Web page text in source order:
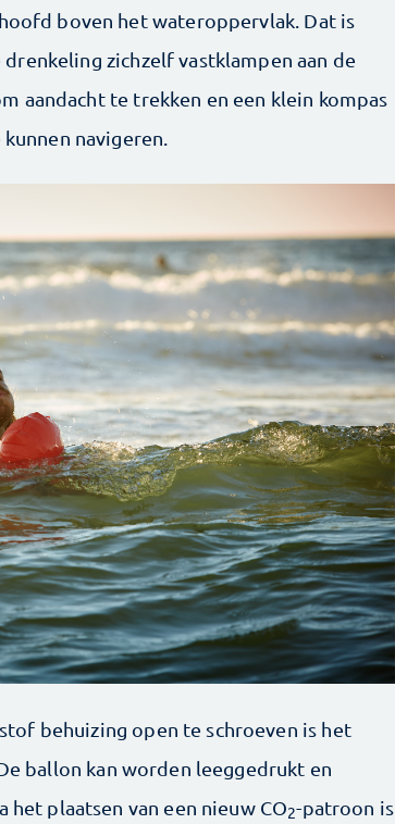
boven het wateroppervlak. Dat is
zichzelf vastklampen aan de
aandacht te trekken en een klein kompas
navigeren.
behuizing open te schroeven is het
ballon kan worden leeggedrukt en
plaatsen van een nieuw CO2-patroon is